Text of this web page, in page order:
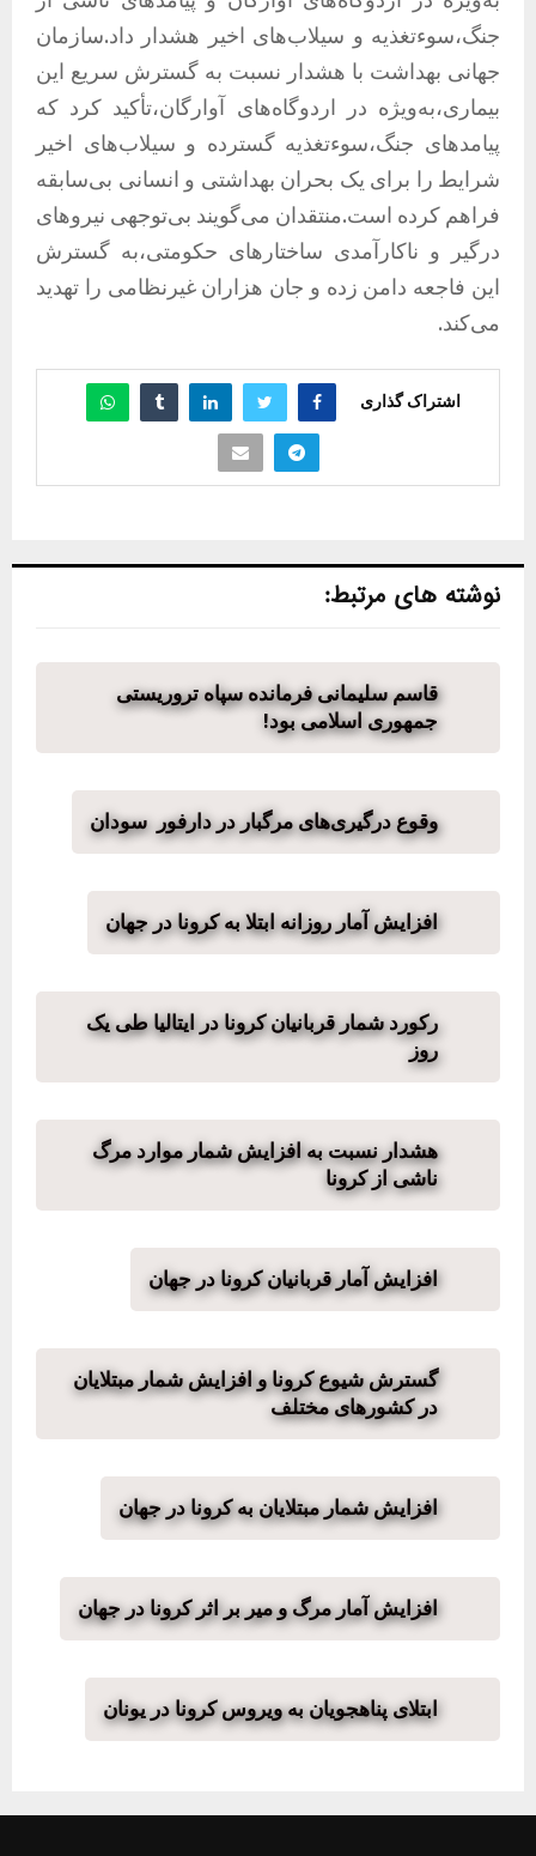
جنگ،سوءتغذیه و سیلاب‌های اخیر هشدار داد.سازمان
جهانی بهداشت با هشدار نسبت به گسترش سریع این
بیماری،به‌ویژه در اردوگاه‌های آوارگان،تأکید کرد که
پیامدهای جنگ،سوءتغذیه گسترده و سیلاب‌های اخیر
شرایط را برای یک بحران بهداشتی و انسانی بی‌سابقه
فراهم کرده است.منتقدان می‌گویند بی‌توجهی نیروهای
درگیر و ناکارآمدی ساختارهای حکومتی،به گسترش
این فاجعه دامن زده و جان هزاران غیرنظامی را تهدید
می‌کند.
اشتراک گذاری
نوشته های مرتبط:
قاسم سلیمانی فرمانده سپاه تروریستی
جمهوری اسلامی بود!
وقوع درگیری‌های مرگبار در دارفور سودان
افزایش آمار روزانه ابتلا به کرونا در جهان
رکورد شمار قربانیان کرونا در ایتالیا طی یک
روز
هشدار نسبت به افزایش شمار موارد مرگ
ناشی از کرونا
افزایش آمار قربانیان کرونا در جهان
گسترش شیوع کرونا و افزایش شمار مبتلایان
در کشورهای مختلف
افزایش شمار مبتلایان به کرونا در جهان
افزایش آمار مرگ و میر بر اثر کرونا در جهان
ابتلای پناهجویان به ویروس‌ کرونا در یونان